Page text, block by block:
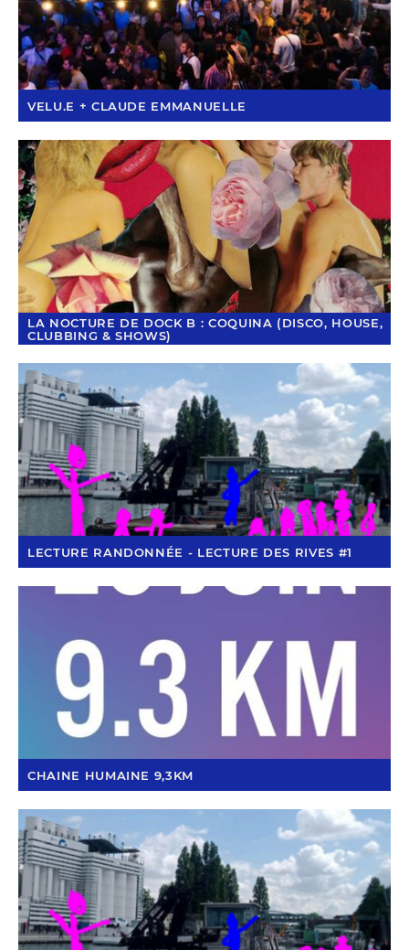
VELU.E + CLAUDE EMMANUELLE
LA NOCTURE DE DOCK B : COQUINA (DISCO, HOUSE,
CLUBBING & SHOWS)
LECTURE RANDONNÉE - LECTURE DES RIVES #1
CHAINE HUMAINE 9,3KM